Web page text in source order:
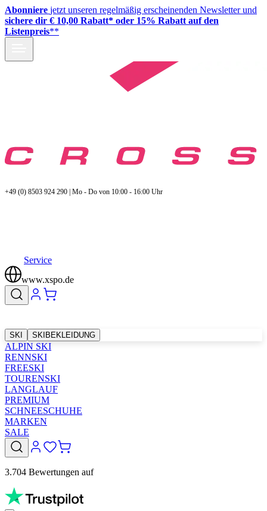
Abonniere jetzt unseren regelmäßig erscheinenden Newsletter und
sichere dir € 10,00 Rabatt* oder 15% Rabatt auf den
Listenpreis**
+49 (0) 8503 924 290 | Mo - Do von 10:00 - 16:00 Uhr
Service
www.xspo.de
SKI SKIBEKLEIDUNG
ALPIN SKI
RENNSKI
FREESKI
TOURENSKI
LANGLAUF
PREMIUM
SCHNEESCHUHE
MARKEN
SALE
3.704 Bewertungen auf